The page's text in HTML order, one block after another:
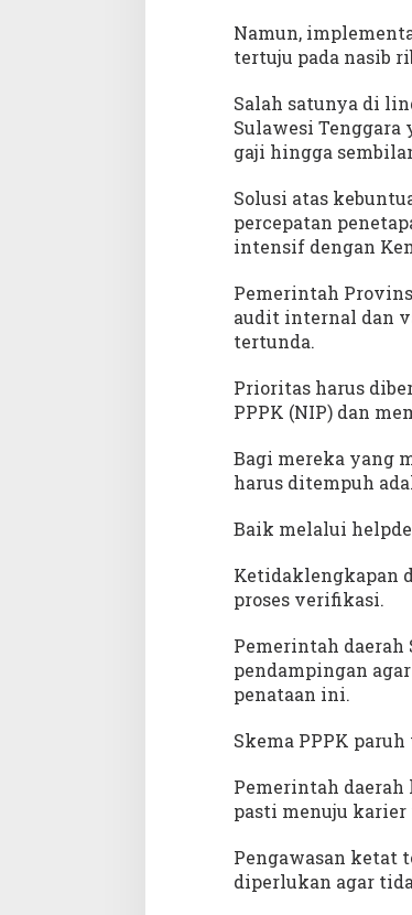
Namun,
tertuju pada nasib
Salah satunya di
Sulawesi
gaji hingga
Solusi atas
percepatan
intensif dengan
Pemerintah
audit internal dan
tertunda.
Prioritas harus
PPPK (NIP) dan
Bagi mereka yang
harus ditempuh
Baik melalui
Ketidaklengkapan
proses verifikasi.
Pemerintah
pendampingan
penataan ini.
Skema PPPK
Pemerintah
pasti menuju
Pengawasan ketat
diperlukan agar